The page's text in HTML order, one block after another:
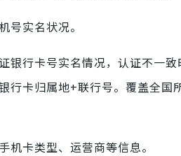
号实名状况。
行卡号实名情况，认证不一致
行卡归属地+联行号。覆盖全国
卡类型、运营商等信息。